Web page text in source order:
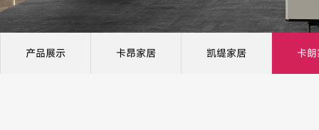
产品展示 卡昂家居 凯缇家居 卡